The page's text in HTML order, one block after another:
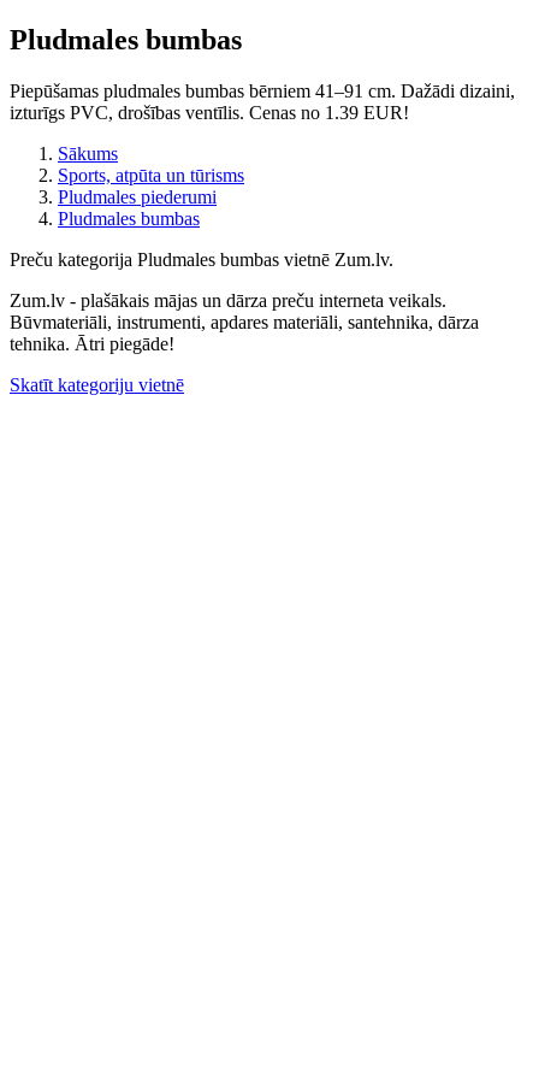
Pludmales bumbas
Piepūšamas pludmales bumbas bērniem 41–91 cm. Dažādi dizaini,
izturīgs PVC, drošības ventīlis. Cenas no 1.39 EUR!
Sākums
Sports, atpūta un tūrisms
Pludmales piederumi
Pludmales bumbas
Preču kategorija Pludmales bumbas vietnē Zum.lv.
Zum.lv - plašākais mājas un dārza preču interneta veikals.
Būvmateriāli, instrumenti, apdares materiāli, santehnika, dārza
tehnika. Ātri piegāde!
Skatīt kategoriju vietnē